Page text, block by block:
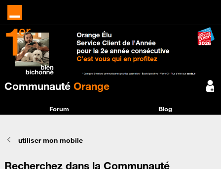
Communauté Orange
Forum Blog
utiliser mon mobile
Recherchez dans la Communauté